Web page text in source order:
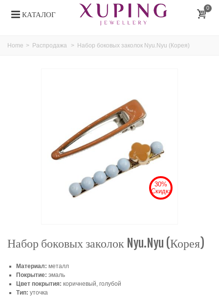
КАТАЛОГ
0
Home > Распродажа > Набор боковых заколок Nyu.Nyu (Корея)
30%
Скидка
Набор боковых заколок Nyu.Nyu (Корея)
Материал: металл
Покрытие: эмаль
Цвет покрытия: коричневый, голубой
Тип: уточка